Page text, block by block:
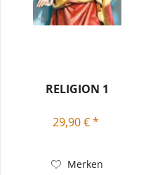
RELIGION 1
29,90 € *
Merken